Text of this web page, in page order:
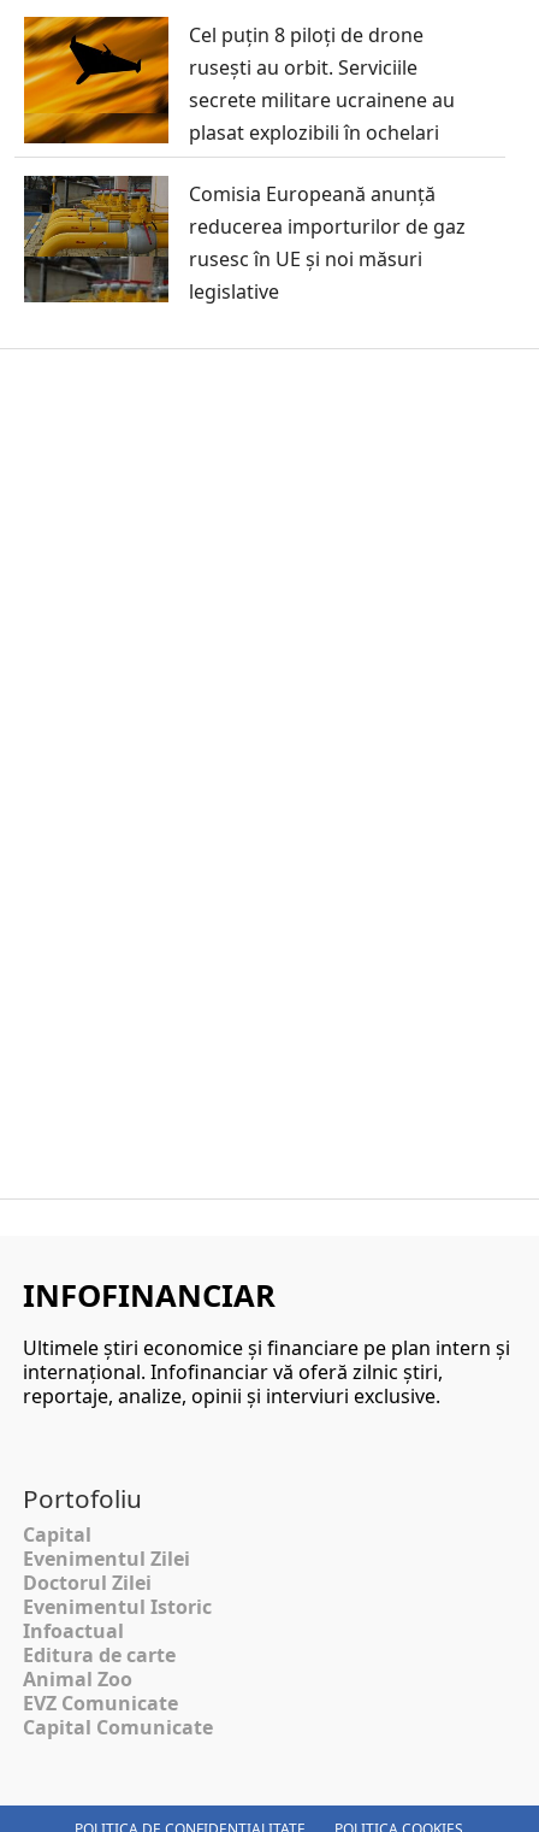
Cel puțin 8 piloți de drone
rusești au orbit. Serviciile
secrete militare ucrainene au
plasat explozibili în ochelari
Comisia Europeană anunță
reducerea importurilor de gaz
rusesc în UE și noi măsuri
legislative
INFOFINANCIAR
Ultimele ştiri economice şi financiare pe plan intern şi
internaţional. Infofinanciar vă oferă zilnic ştiri,
reportaje, analize, opinii şi interviuri exclusive.
Portofoliu
Capital
Evenimentul Zilei
Doctorul Zilei
Evenimentul Istoric
Infoactual
Editura de carte
Animal Zoo
EVZ Comunicate
Capital Comunicate